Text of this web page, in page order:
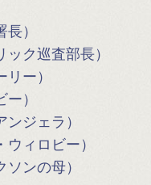
）
ク巡査部長）
ー）
）
ジェラ）
ィロビー）
ンの母）